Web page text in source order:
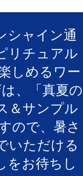
シャイン通
リチュアル
しめるワー
、「真夏の
＆サンプル
ので、暑さ
いただける
をお待ちし